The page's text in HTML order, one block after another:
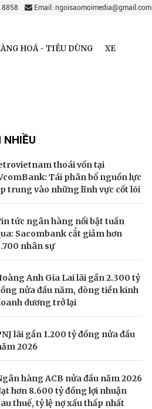
8858 Email: ngoisaomoimedia@gmail.com
HOÁ - TIÊU DÙNG XE
NHIỀU
thoái vốn tại
Tái phân bổ nguồn lực
trung vào những lĩnh vực cốt lõi
tức ngân hàng nổi bật tuần
Sacombank cắt giảm hơn
nhân sự
Anh Gia Lai lãi gần 2.300 tỷ
nửa đầu năm, dòng tiền kinh
dương trở lại
lãi gần 1.200 tỷ đồng nửa đầu
2026
hàng ACB nửa đầu năm 2026
hơn 8.600 tỷ đồng lợi nhuận
thuế, tỷ lệ nợ xấu thấp nhất